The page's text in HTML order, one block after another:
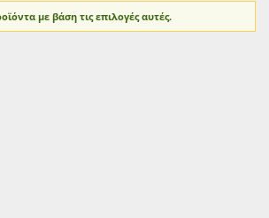
με βάση τις επιλογές αυτές.